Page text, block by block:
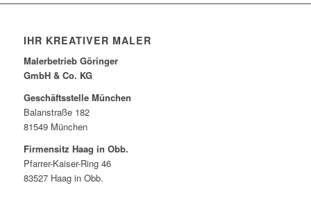
IHR KREATIVER MALER
Malerbetrieb Göringer
GmbH & Co. KG
Geschäftsstelle München
Balanstraße 182
81549 München
Firmensitz Haag in Obb.
Pfarrer-Kaiser-Ring 46
83527 Haag in Obb.